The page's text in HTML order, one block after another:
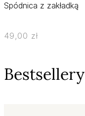
Spódnica z zakładką
49,00 zł
Bestsellery